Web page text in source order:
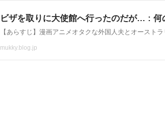
ビザを取りに大使館へ行ったのだが… :
mukky.blog.jp